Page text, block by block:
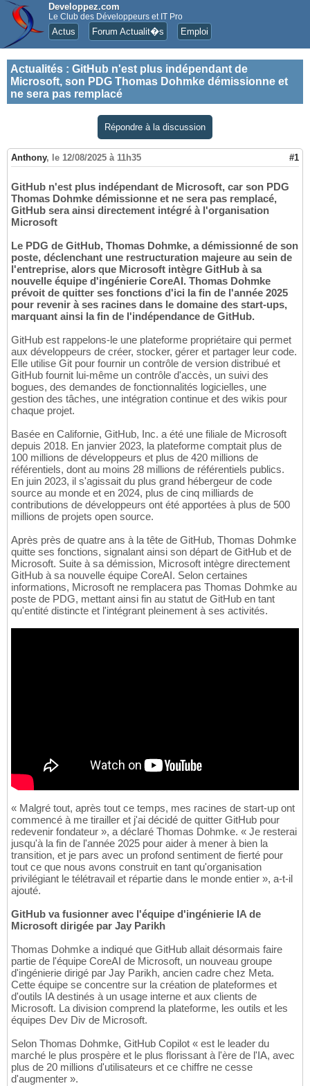
Developpez.com
Le Club des Développeurs et IT Pro
Actus Forum Actualit�s Emploi
Actualités : GitHub n'est plus indépendant de
Microsoft, son PDG Thomas Dohmke démissionne et
ne sera pas remplacé
Répondre à la discussion
Anthony, le 12/08/2025 à 11h35 #1
GitHub n'est plus indépendant de Microsoft, car son PDG
Thomas Dohmke démissionne et ne sera pas remplacé,
GitHub sera ainsi directement intégré à l'organisation
Microsoft
Le PDG de GitHub, Thomas Dohmke, a démissionné de son
poste, déclenchant une restructuration majeure au sein de
l'entreprise, alors que Microsoft intègre GitHub à sa
nouvelle équipe d'ingénierie CoreAI. Thomas Dohmke
prévoit de quitter ses fonctions d'ici la fin de l'année 2025
pour revenir à ses racines dans le domaine des start-ups,
marquant ainsi la fin de l'indépendance de GitHub.
GitHub est rappelons-le une plateforme propriétaire qui permet
aux développeurs de créer, stocker, gérer et partager leur code.
Elle utilise Git pour fournir un contrôle de version distribué et
GitHub fournit lui-même un contrôle d'accès, un suivi des
bogues, des demandes de fonctionnalités logicielles, une
gestion des tâches, une intégration continue et des wikis pour
chaque projet.
Basée en Californie, GitHub, Inc. a été une filiale de Microsoft
depuis 2018. En janvier 2023, la plateforme comptait plus de
100 millions de développeurs et plus de 420 millions de
référentiels, dont au moins 28 millions de référentiels publics.
En juin 2023, il s'agissait du plus grand hébergeur de code
source au monde et en 2024, plus de cinq milliards de
contributions de développeurs ont été apportées à plus de 500
millions de projets open source.
Après près de quatre ans à la tête de GitHub, Thomas Dohmke
quitte ses fonctions, signalant ainsi son départ de GitHub et de
Microsoft. Suite à sa démission, Microsoft intègre directement
GitHub à sa nouvelle équipe CoreAI. Selon certaines
informations, Microsoft ne remplacera pas Thomas Dohmke au
poste de PDG, mettant ainsi fin au statut de GitHub en tant
qu'entité distincte et l'intégrant pleinement à ses activités.
« Malgré tout, après tout ce temps, mes racines de start-up ont
commencé à me tirailler et j'ai décidé de quitter GitHub pour
redevenir fondateur », a déclaré Thomas Dohmke. « Je resterai
jusqu'à la fin de l'année 2025 pour aider à mener à bien la
transition, et je pars avec un profond sentiment de fierté pour
tout ce que nous avons construit en tant qu'organisation
privilégiant le télétravail et répartie dans le monde entier », a-t-il
ajouté.
GitHub va fusionner avec l'équipe d'ingénierie IA de
Microsoft dirigée par Jay Parikh
Thomas Dohmke a indiqué que GitHub allait désormais faire
partie de l'équipe CoreAI de Microsoft, un nouveau groupe
d'ingénierie dirigé par Jay Parikh, ancien cadre chez Meta.
Cette équipe se concentre sur la création de plateformes et
d'outils IA destinés à un usage interne et aux clients de
Microsoft. La division comprend la plateforme, les outils et les
équipes Dev Div de Microsoft.
Selon Thomas Dohmke, GitHub Copilot « est le leader du
marché le plus prospère et le plus florissant à l'ère de l'IA, avec
plus de 20 millions d'utilisateurs et ce chiffre ne cesse
d'augmenter ».